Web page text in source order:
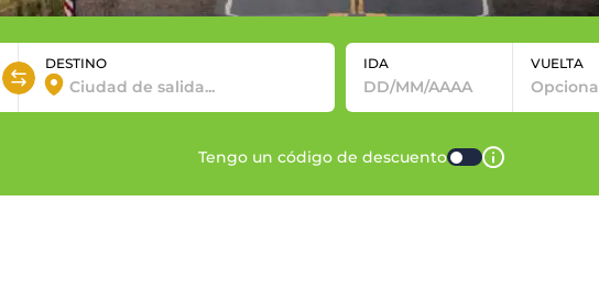
DESTINO IDA VUELTA
Tengo un código de descuento